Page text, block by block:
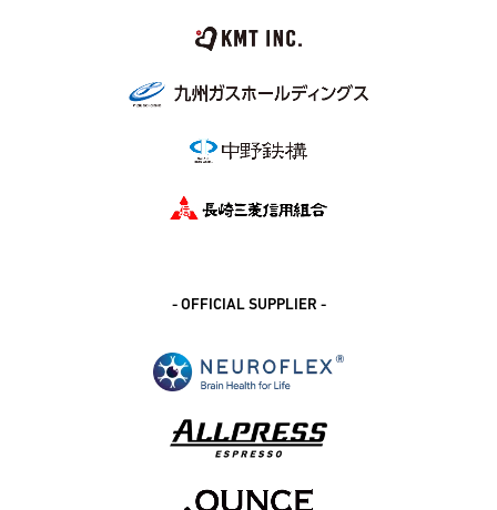
- OFFICIAL SUPPLIER -